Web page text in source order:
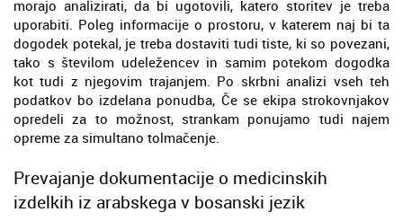
morajo analizirati, da bi ugotovili, katero storitev je treba
uporabiti. Poleg informacije o prostoru, v katerem naj bi ta
dogodek potekal, je treba dostaviti tudi tiste, ki so povezani,
tako s številom udeležencev in samim potekom dogodka
kot tudi z njegovim trajanjem. Po skrbni analizi vseh teh
podatkov bo izdelana ponudba, Če se ekipa strokovnjakov
opredeli za to možnost, strankam ponujamo tudi najem
opreme za simultano tolmačenje.
Prevajanje dokumentacije o medicinskih
izdelkih iz arabskega v bosanski jezik